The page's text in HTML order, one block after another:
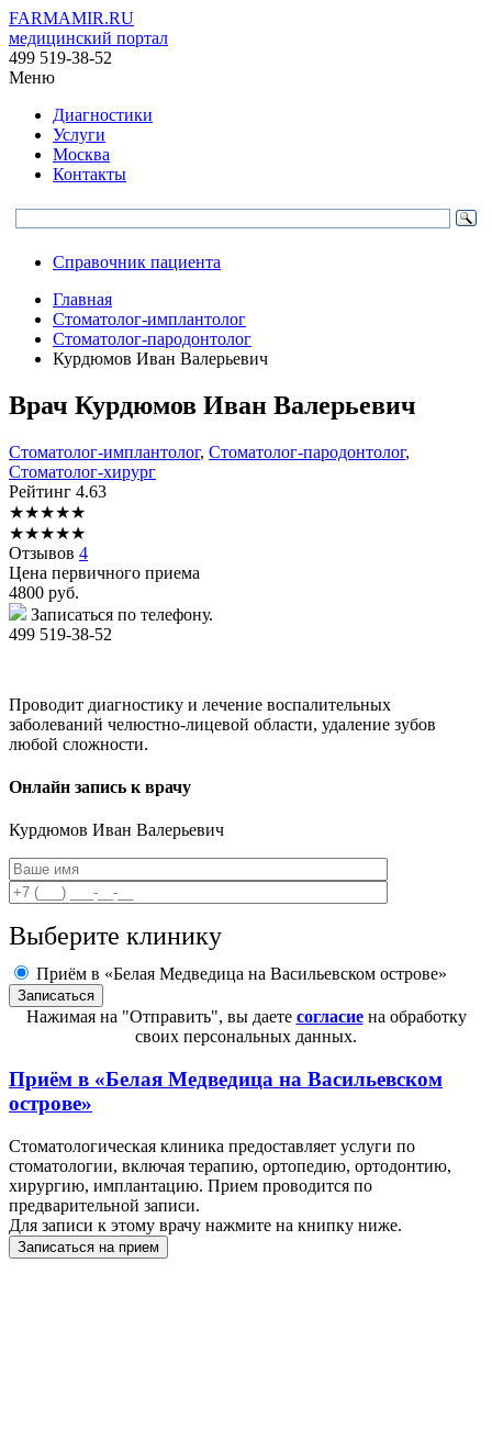
FARMAMIR.RU
медицинский портал
499 519-38-52
Меню
Диагностики
Услуги
Москва
Контакты
Справочник пациента
Главная
Стоматолог-имплантолог
Стоматолог-пародонтолог
Курдюмов Иван Валерьевич
Врач Курдюмов Иван Валерьевич
Стоматолог-имплантолог, Стоматолог-пародонтолог,
Стоматолог-хирург
Рейтинг 4.63
★★★★★
★★★★★
Отзывов 4
Цена первичного приема
4800 руб.
Записаться по телефону.
499 519-38-52
Проводит диагностику и лечение воспалительных
заболеваний челюстно-лицевой области, удаление зубов
любой сложности.
Онлайн запись к врачу
Курдюмов Иван Валерьевич
Выберите клинику
Приём в «Белая Медведица на Васильевском острове»
Нажимая на "Отправить", вы даете согласиена обработку
своих персональных данных.
Приём в «Белая Медведица на Васильевском
острове»
Стоматологическая клиника предоставляет услуги по
стоматологии, включая терапию, ортопедию, ортодонтию,
хирургию, имплантацию. Прием проводится по
предварительной записи.
Для записи к этому врачу нажмите на книпку ниже.
Записаться на прием